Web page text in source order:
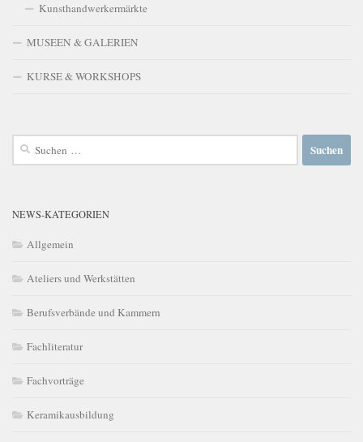
Kunsthandwerkermärkte
MUSEEN & GALERIEN
KURSE & WORKSHOPS
Suchen
NEWS-KATEGORIEN
Allgemein
Ateliers und Werkstätten
Berufsverbände und Kammern
Fachliteratur
Fachvorträge
Keramikausbildung